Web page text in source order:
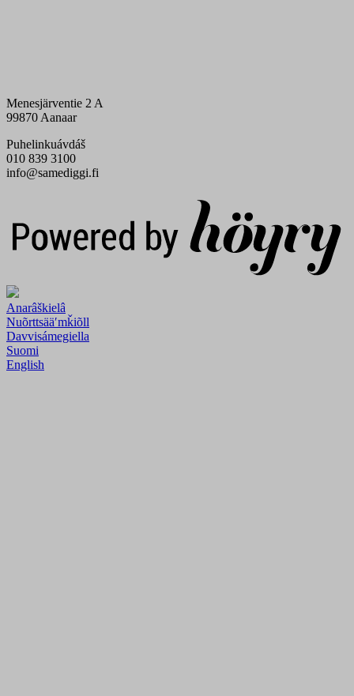
Menesjärventie 2 A
99870 Aanaar
Puhelinkuávdáš
010 839 3100
info@samediggi.fi
Anarâškielâ
Nuõrttsääʹmǩiõll
Davvisámegiella
Suomi
English